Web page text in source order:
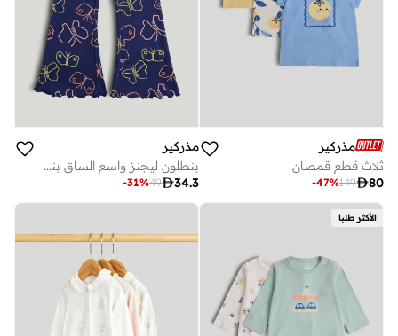
مذركير
ثلاث قطع قمصان
80
149
-47%
مذركير
بنطلون ليجنز واسع الساق بنقشة فراشة بلون كحلي
34.3
49
-31%
الأكثر طلبا